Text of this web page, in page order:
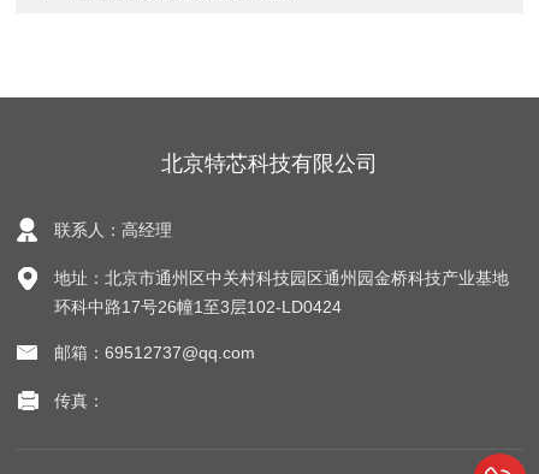
北京特芯科技有限公司
联系人：高经理
地址：北京市通州区中关村科技园区通州园金桥科技产业基地
环科中路17号26幢1至3层102-LD0424
邮箱：69512737@qq.com
传真：